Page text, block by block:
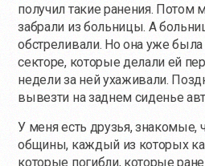
получил такие ранения. Потом
забрали из больницы. А
обстреливали. Но она уже
секторе, которые делали ей
недели за ней ухаживали.
вывезти на заднем сиденье
У меня есть друзья, знакомые,
общины, каждый из которых
которые погибли, которые